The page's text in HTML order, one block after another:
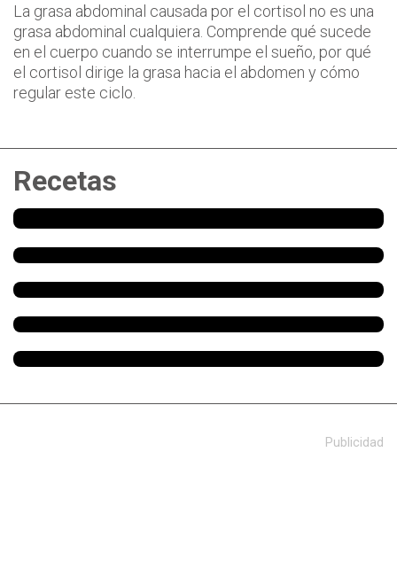
La grasa abdominal causada por el cortisol no es una
grasa abdominal cualquiera. Comprende qué sucede
en el cuerpo cuando se interrumpe el sueño, por qué
el cortisol dirige la grasa hacia el abdomen y cómo
regular este ciclo.
Recetas
Publicidad